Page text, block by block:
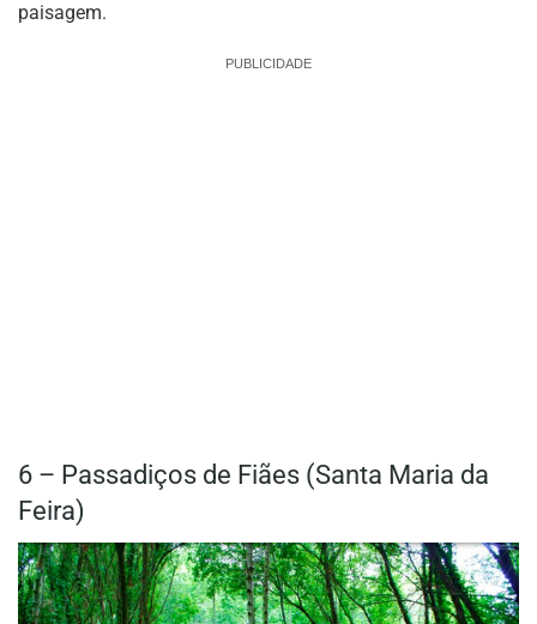
paisagem.
PUBLICIDADE
6 – Passadiços de Fiães (Santa Maria da
Feira)